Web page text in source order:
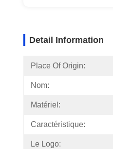
Detail Information
Place Of Origin:
Nom:
Matériel:
Caractéristique:
Le Logo: